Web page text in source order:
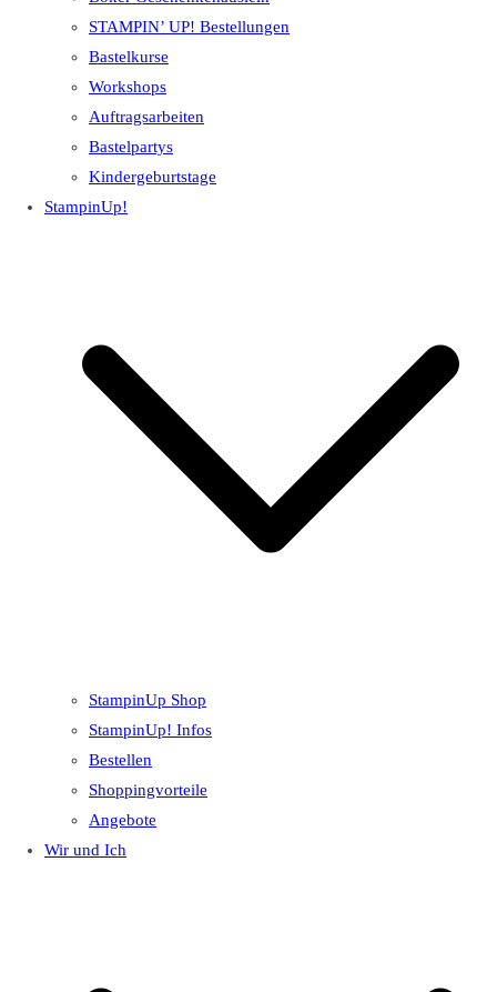
STAMPIN’ UP! Bestellungen
Bastelkurse
Workshops
Auftragsarbeiten
Bastelpartys
Kindergeburtstage
StampinUp!
StampinUp Shop
StampinUp! Infos
Bestellen
Shoppingvorteile
Angebote
Wir und Ich